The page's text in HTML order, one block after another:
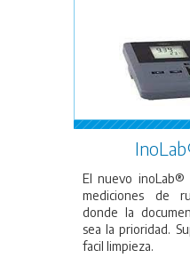
El nuevo inoLab®
mediciones de
donde la
sea la prioridad.
facil limpieza.